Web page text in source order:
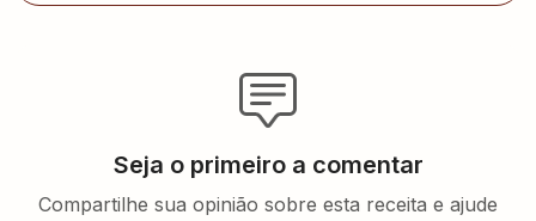
Seja o primeiro a comentar
Compartilhe sua opinião sobre esta receita e ajude